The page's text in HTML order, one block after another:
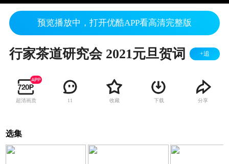
预览播放中，打开优酷APP看高清完整版
行家茶道研究会 2021元旦贺词 +追
超清画质 11 收藏 下载 分享
选集